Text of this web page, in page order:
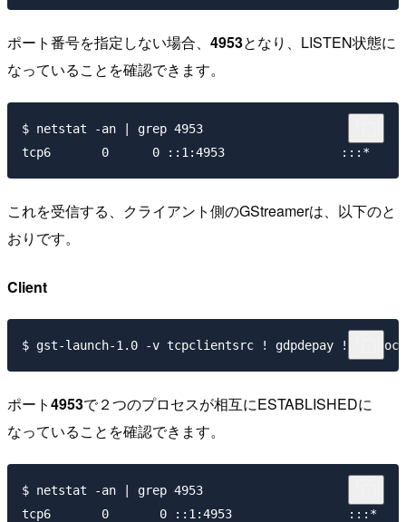
ポート番号を指定しない場合、 4953となり、LISTEN状態に
なっていることを確認できます。
$ netstat -an | grep 4953
これを受信する、クライアント側のGStreamerは、以下のと
おりです。
Client
ポート4953で２つのプロセスが相互にESTABLISHEDに
なっていることを確認できます。
$ netstat -an | grep 4953
tcp6       0       0 ::1:4953                :::*